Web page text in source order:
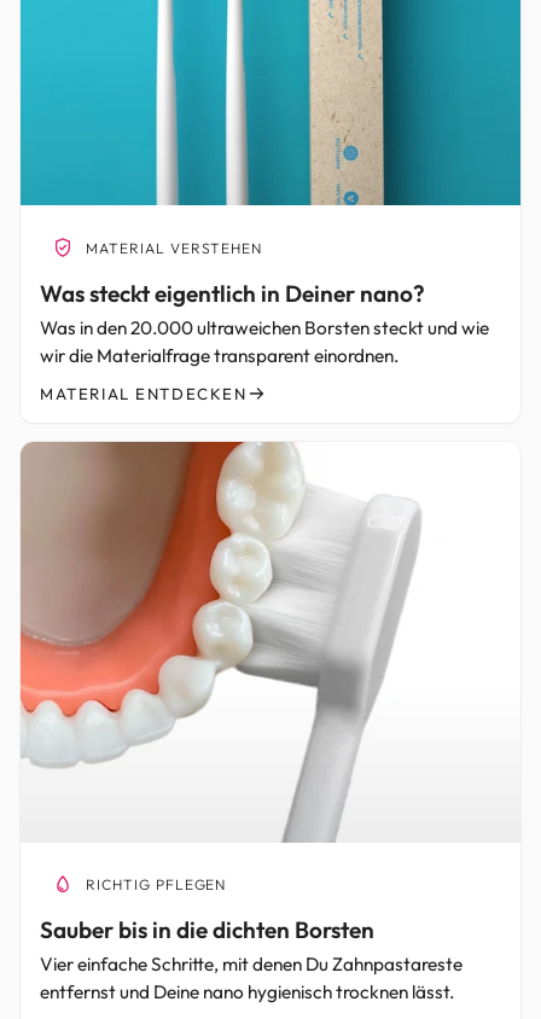
MATERIAL VERSTEHEN
Was steckt eigentlich in Deiner nano?
Was in den 20.000 ultraweichen Borsten steckt und wie
wir die Materialfrage transparent einordnen.
MATERIAL ENTDECKEN
RICHTIG PFLEGEN
Sauber bis in die dichten Borsten
Vier einfache Schritte, mit denen Du Zahnpastareste
entfernst und Deine nano hygienisch trocknen lässt.